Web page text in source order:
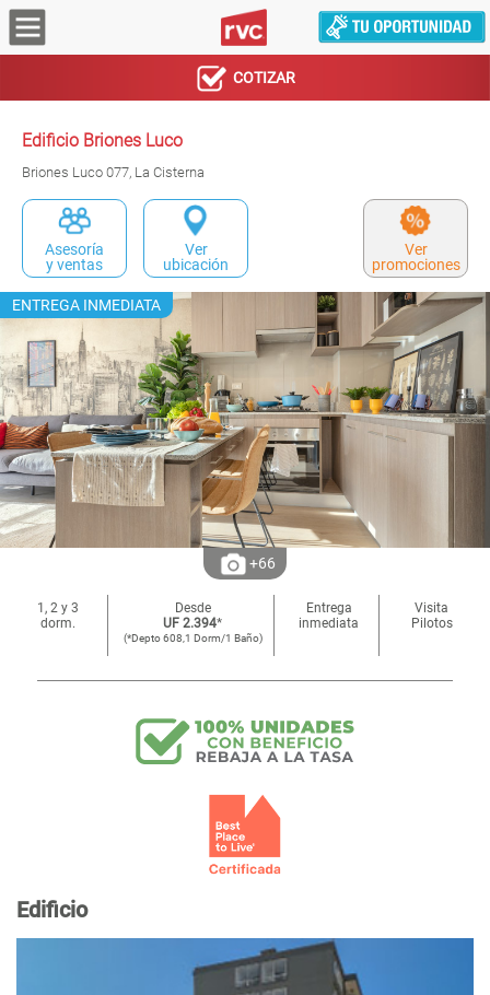
COTIZAR
Edificio Briones Luco
Briones Luco 077, La Cisterna
Asesoría
y ventas
Ver
ubicación
Ver
promociones
ENTREGA INMEDIATA
+66
1, 2 y 3
dorm.
Desde
UF 2.394*
(*Depto 608,1 Dorm/1 Baño)
Entrega
inmediata
Visita
Pilotos
Edificio